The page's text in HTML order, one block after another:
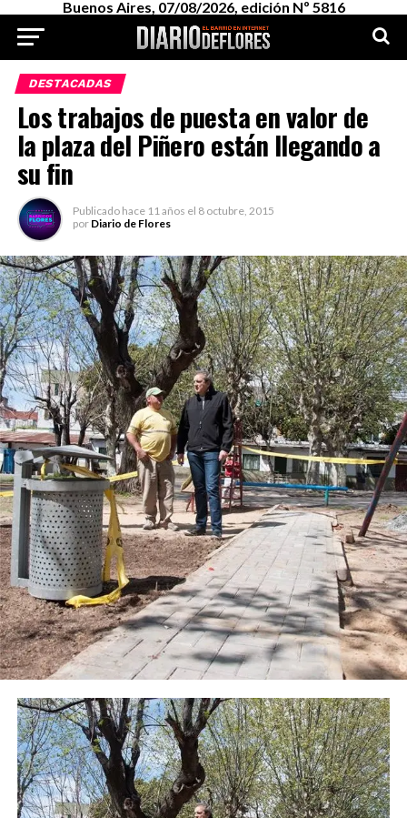
Buenos Aires, 07/08/2026, edición Nº 5816
DESTACADAS
Los trabajos de puesta en valor de
la plaza del Piñero están llegando a
su fin
Publicado hace 11 años el 8 octubre, 2015
por Diario de Flores